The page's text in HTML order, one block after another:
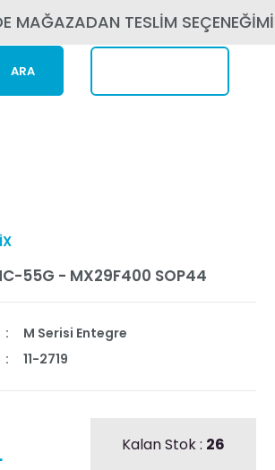
MAĞAZADAN TESLİM
ARA
55G - MX29F400 SOP44
M Serisi Entegre
11-2719
Kalan Stok : 26